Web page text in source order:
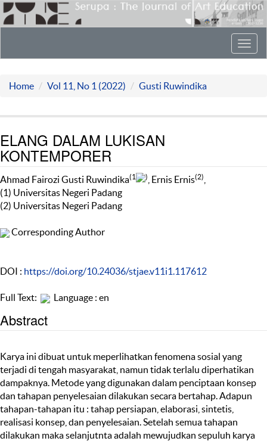
Home Vol 11, No 1 (2022) Gusti Ruwindika
ELANG DALAM LUKISAN
KONTEMPORER
Ahmad Fairozi Gusti Ruwindika(1 ) , Ernis Ernis(2)
(1) Universitas Negeri Padang
(2) Universitas Negeri Padang
Corresponding Author
DOI : https://doi.org/10.24036/stjae.v11i1.117612
Full Text: Language : en
Abstract
Karya ini dibuat untuk meperlihatkan fenomena sosial yang
terjadi di tengah masyarakat, namun tidak terlalu diperhatikan
dampaknya. Metode yang digunakan dalam penciptaan konsep
dan tahapan penyelesaian dilakukan secara bertahap. Adapun
tahapan-tahapan itu : tahap persiapan, elaborasi, sintetis,
realisasi konsep, dan penyelesaian. Setelah semua tahapan
dilakukan maka selanjutnta adalah mewujudkan sepuluh karya